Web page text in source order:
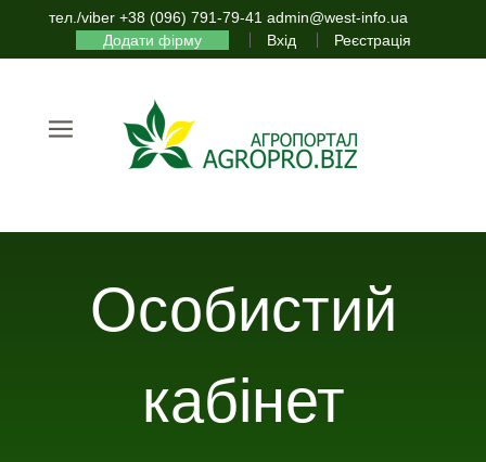
тел./viber +38 (096) 791-79-41 admin@west-info.ua
Додати фірму
Вхід Реєстрація
Особистий
кабінет